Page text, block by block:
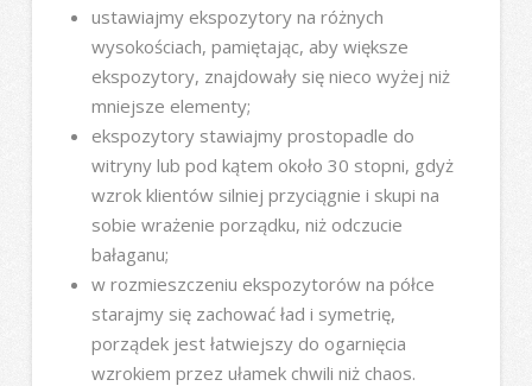
ustawiajmy ekspozytory na różnych
wysokościach, pamiętając, aby większe
ekspozytory, znajdowały się nieco wyżej niż
mniejsze elementy;
ekspozytory stawiajmy prostopadle do
witryny lub pod kątem około 30 stopni, gdyż
wzrok klientów silniej przyciągnie i skupi na
sobie wrażenie porządku, niż odczucie
bałaganu;
w rozmieszczeniu ekspozytorów na półce
starajmy się zachować ład i symetrię,
porządek jest łatwiejszy do ogarnięcia
wzrokiem przez ułamek chwili niż chaos.